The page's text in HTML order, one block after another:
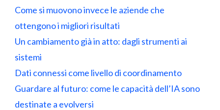
Come si muovono invece le aziende che
ottengono i migliori risultati
Un cambiamento già in atto: dagli strumenti ai
sistemi
Dati connessi come livello di coordinamento
Guardare al futuro: come le capacità dell’IA sono
destinate a evolversi